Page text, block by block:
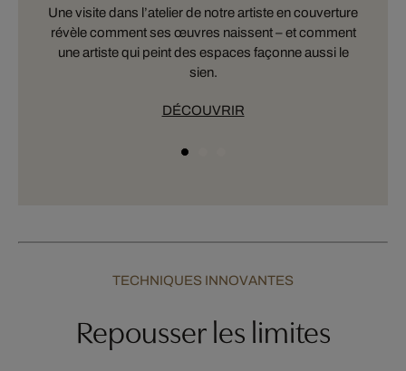
Une visite dans l’atelier de notre artiste en couverture
révèle comment ses œuvres naissent – et comment
une artiste qui peint des espaces façonne aussi le
sien.
DÉCOUVRIR
TECHNIQUES INNOVANTES
Repousser les limites